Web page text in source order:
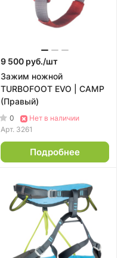
9 500 руб./шт
Зажим ножной
TURBOFOOT EVO | CAMP
(Правый)
0
Нет в наличии
Арт. 3261
Подробнее